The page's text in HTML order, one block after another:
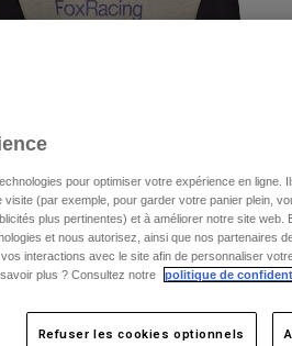
pour optimiser votre expérience en ligne.
(par exemple, pour garder votre panier plein,
plus pertinentes) et à améliorer notre site web.
et nous autorisez, ainsi que nos partenaires
interactions avec le site afin de personnaliser
plus ? Consultez notre
politique de
Refuser les cookies optionnels